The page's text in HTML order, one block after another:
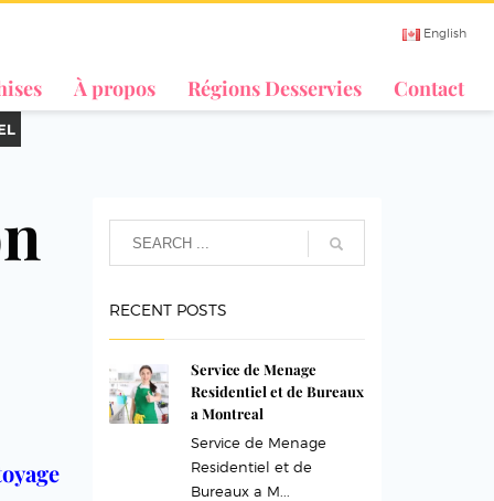
English
À propos Régions Desservies Contact
RECENT POSTS
Service de Menage
Residentiel et de Bureaux
a Montreal
Service de Menage
Residentiel et de
Bureaux a M...